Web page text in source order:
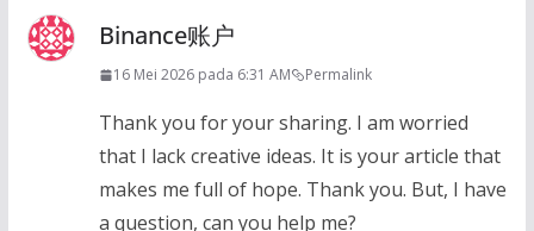
Binance账户
16 Mei 2026 pada 6:31 AM Permalink
Thank you for your sharing. I am worried
that I lack creative ideas. It is your article that
makes me full of hope. Thank you. But, I have
a question, can you help me?